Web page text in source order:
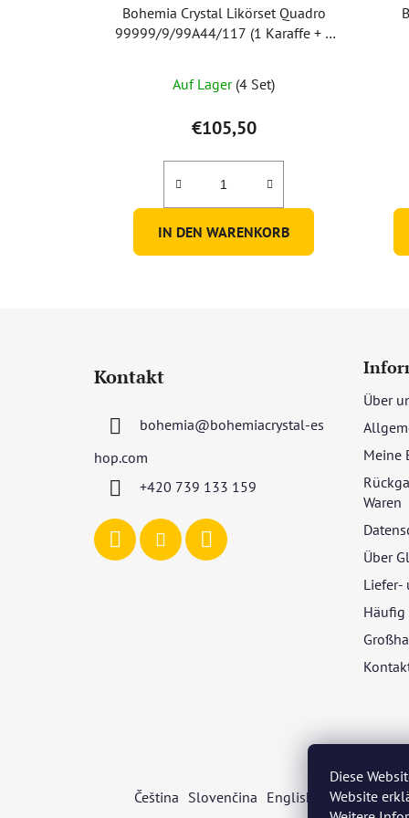
Diese
Website
Bohemia Crystal Likörset Quadro
99999/9/99A44/117 (1 Karaffe + 6
Auf Lager (4 Set)
€105,50
IN DEN WARENKORB
Kontakt
bohemia@bohemiacrystal-es
hop.com
+420 739 133 159
Über
Meine
Waren
Über
Liefer-
Häufig
Čeština Slovenčina English Deutsch